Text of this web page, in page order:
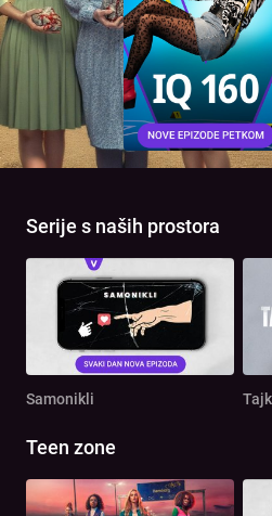
Serije s naših prostora
Samonikli
Teen zone